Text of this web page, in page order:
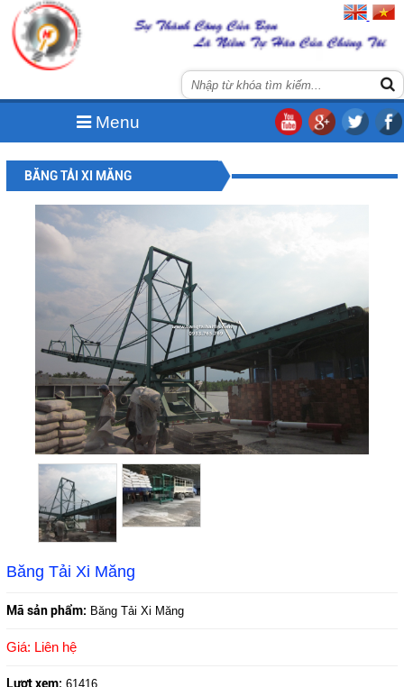
Menu
BĂNG TẢI XI MĂNG
Băng Tải Xi Măng
Mã sản phẩm: Băng Tải Xi Măng
Giá: Liên hệ
Lượt xem: 61416